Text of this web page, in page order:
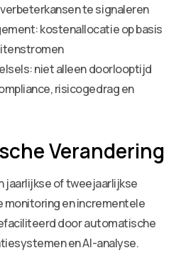
te signaleren
kostenallocatie op basis
niet alleen doorlooptijd
risicogedrag en
Verandering
jaarlijkse of tweejaarlijkse
monitoring en incrementele
door automatische
en AI-analyse.